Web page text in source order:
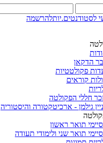
לסטודנטים.יותלהרשמה
הדקאן
פקולטטיות
קוראים
חללי הפקולטה
גילמן - ארכיטקטורה והיסטוריה
תואר ראשון
תואר שני ולימודי תעודה